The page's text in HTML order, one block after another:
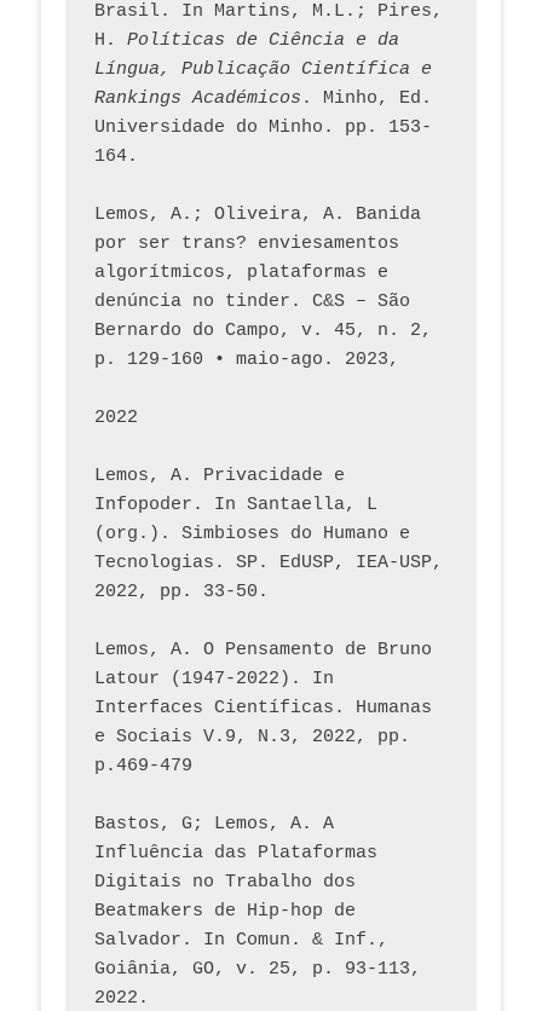
Brasil. In Martins, M.L.; Pires,
H. Políticas de Ciência e da
Língua, Publicação Científica e
Rankings Académicos . Minho, Ed.
Universidade do Minho. pp. 153-
164.
Lemos, A.; Oliveira, A. Banida
por ser trans? enviesamentos
algorítmicos, plataformas e
denúncia no tinder. C&S – São
Bernardo do Campo, v. 45, n. 2,
p. 129-160 • maio-ago. 2023,
2022
Lemos, A. Privacidade e
Infopoder. In Santaella, L
(org.). Simbioses do Humano e
Tecnologias. SP. EdUSP, IEA-USP,
2022, pp. 33-50.
Lemos, A. O Pensamento de Bruno
Latour (1947-2022). In
Interfaces Científicas. Humanas
e Sociais V.9, N.3, 2022, pp.
p.469-479
Bastos, G; Lemos, A. A
Influência das Plataformas
Digitais no Trabalho dos
Beatmakers de Hip-hop de
Salvador. In Comun. & Inf.,
Goiânia, GO, v. 25, p. 93-113,
2022.